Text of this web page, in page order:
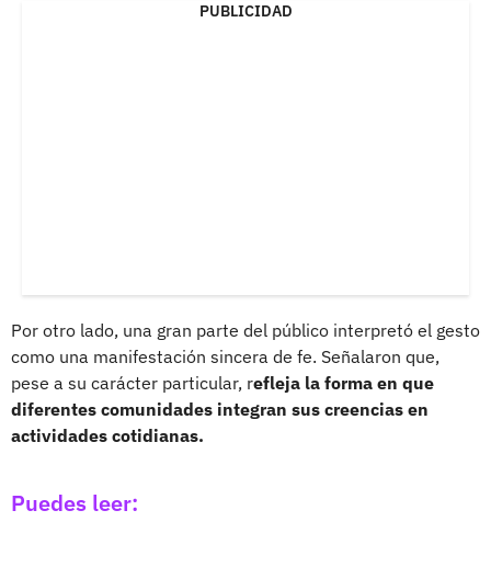
PUBLICIDAD
Por otro lado, una gran parte del público interpretó el gesto
como una manifestación sincera de fe. Señalaron que,
pese a su carácter particular, refleja la forma en que
diferentes comunidades integran sus creencias en
actividades cotidianas.
Puedes leer: